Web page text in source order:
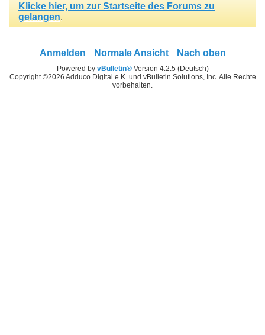
Klicke hier, um zur Startseite des Forums zu
gelangen.
Anmelden Normale Ansicht Nach oben
Powered by vBulletin®Version 4.2.5 (Deutsch)
Copyright ©2026 Adduco Digital e.K. und vBulletin Solutions, Inc. Alle Rechte
vorbehalten.